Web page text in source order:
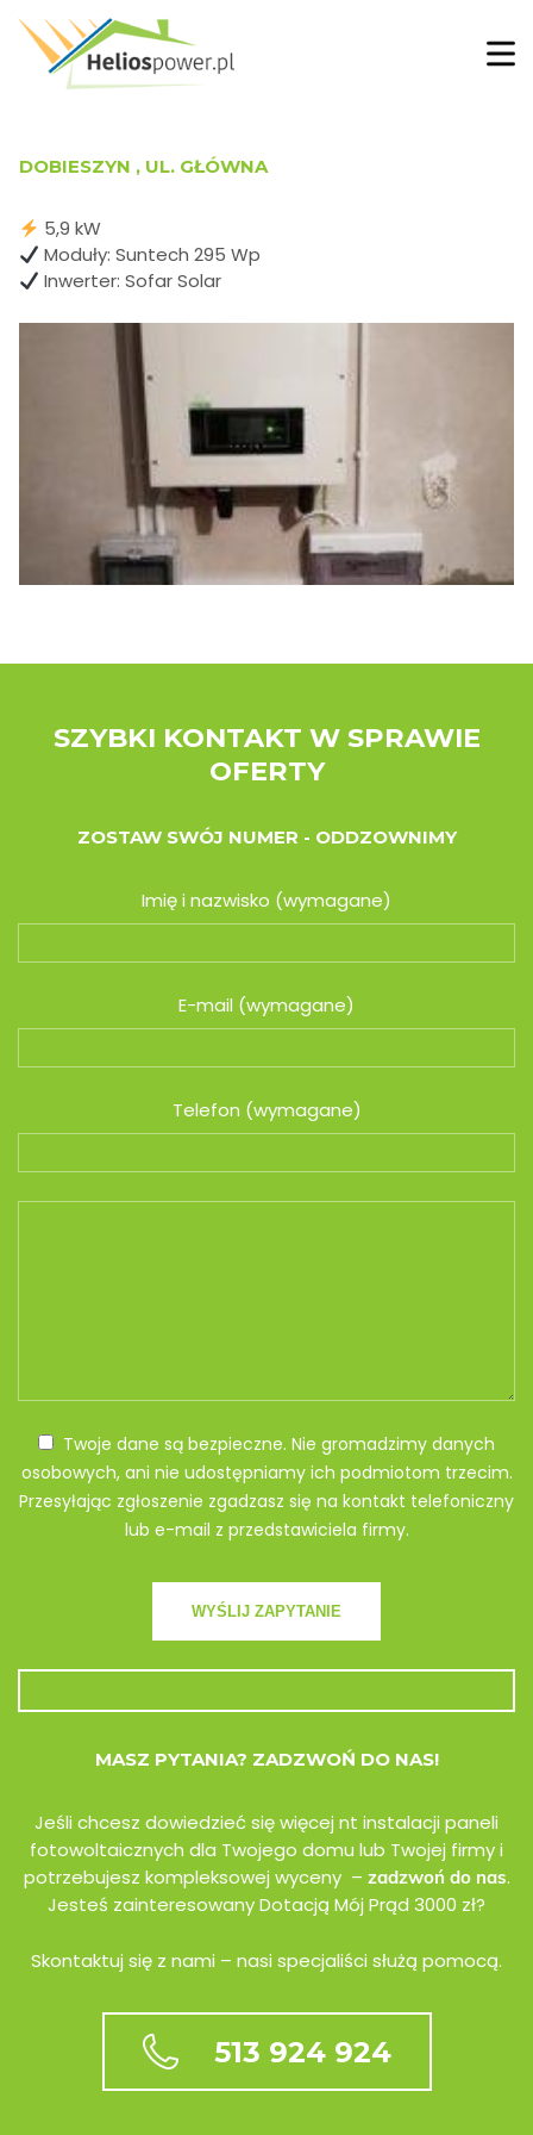
DOBIESZYN , UL. GŁÓWNA
5,9 kW
Moduły: Suntech 295 Wp
Inwerter: Sofar Solar
SZYBKI KONTAKT W SPRAWIE
OFERTY
ZOSTAW SWÓJ NUMER - ODDZOWNIMY
Imię i nazwisko (wymagane)
E-mail (wymagane)
Telefon (wymagane)
Twoje dane są bezpieczne. Nie gromadzimy danych
osobowych, ani nie udostępniamy ich podmiotom trzecim.
Przesyłając zgłoszenie zgadzasz się na kontakt telefoniczny
lub e-mail z przedstawiciela firmy.
MASZ PYTANIA? ZADZWOŃ DO NAS!
Jeśli chcesz dowiedzieć się więcej nt instalacji paneli
fotowoltaicznych dla Twojego domu lub Twojej firmy i
potrzebujesz kompleksowej wyceny – zadzwoń do nas.
Jesteś zainteresowany Dotacją Mój Prąd 3000 zł?
Skontaktuj się z nami – nasi specjaliści służą pomocą.
513 924 924